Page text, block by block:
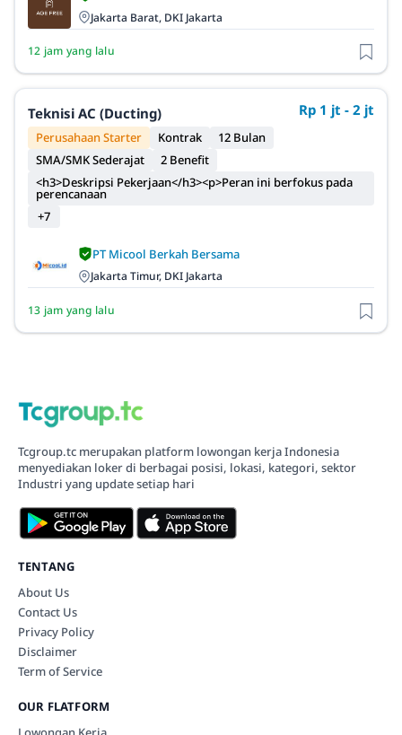
Jakarta Barat, DKI Jakarta
12 jam yang lalu
Teknisi AC (Ducting) Rp 1 jt - 2 jt
Perusahaan Starter Kontrak
12 Bulan
SMA/SMK Sederajat
2 Benefit
<h3>Deskripsi Pekerjaan</h3><p>Peran ini berfokus pada
perencanaan
+7
PT Micool Berkah Bersama
Jakarta Timur, DKI Jakarta
13 jam yang lalu
Tcgroup.tc merupakan platform lowongan kerja Indonesia
menyediakan loker di berbagai posisi, lokasi, kategori, sektor
Industri yang update setiap hari
TENTANG
About Us
Contact Us
Privacy Policy
Disclaimer
Term of Service
OUR FLATFORM